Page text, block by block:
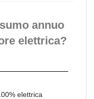
annuo
elettrica?
elettrica